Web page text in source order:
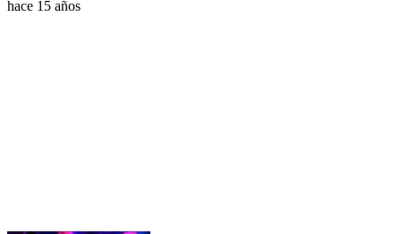
hace 15 años